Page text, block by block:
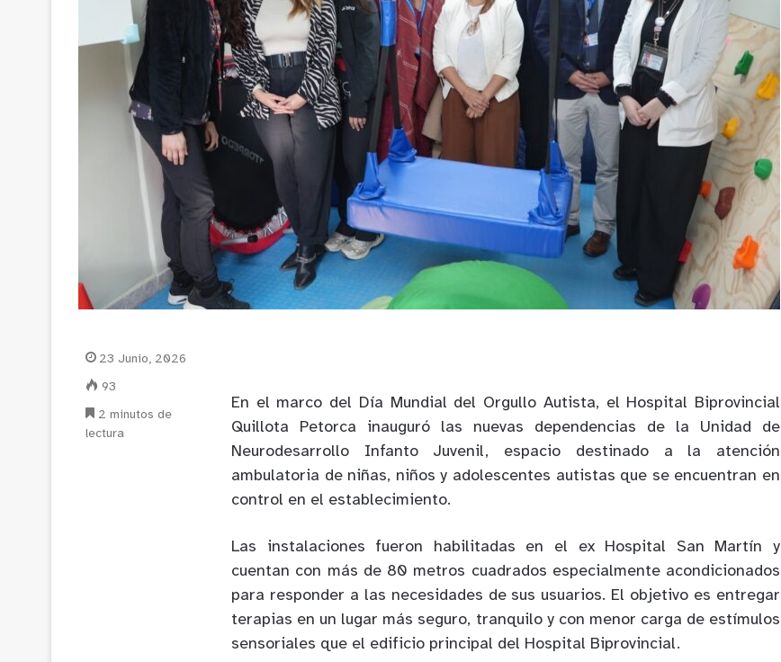
En el marco del Día Mundial del Orgullo Autista, el Hospital Biprovincial
Quillota Petorca inauguró las nuevas dependencias de la Unidad de
Neurodesarrollo Infanto Juvenil, espacio destinado a la atención
ambulatoria de niñas, niños y adolescentes autistas que se encuentran en
control en el establecimiento.
Las instalaciones fueron habilitadas en el ex Hospital San Martín y
cuentan con más de 80 metros cuadrados especialmente acondicionados
para responder a las necesidades de sus usuarios. El objetivo es entregar
terapias en un lugar más seguro, tranquilo y con menor carga de estímulos
sensoriales que el edificio principal del Hospital Biprovincial.
23 Junio, 2026
93
2 minutos de
lectura